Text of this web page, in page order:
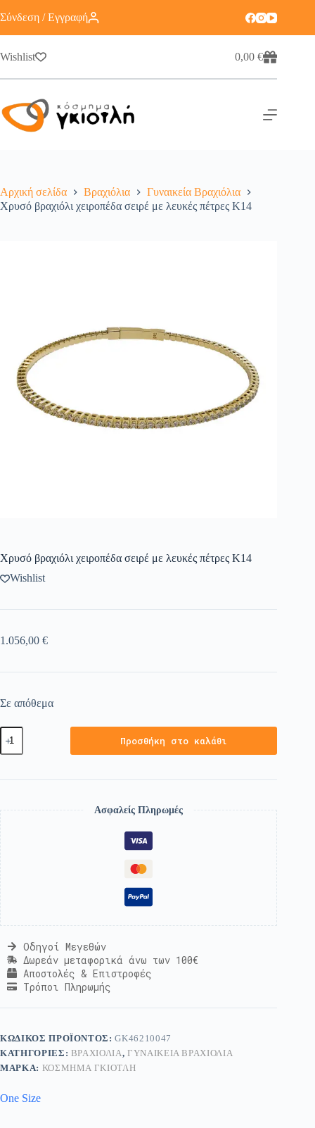
Σύνδεση / Εγγραφή
Wishlist 0,00€
Αρχική σελίδα Βραχιόλια
Γυναικεία Βραχιόλια
Χρυσό βραχιόλι χειροπέδα σειρέ με λευκές πέτρες Κ14
Χρυσό βραχιόλι χειροπέδα σειρέ με λευκές πέτρες Κ14
Wishlist
1.056,00 €
Σε απόθεμα
Προσθήκη στο καλάθι
Ασφαλείς Πληρωμές
Οδηγοί Μεγεθών
Δωρεάν μεταφορικά άνω των 100€
Αποστολές & Επιστροφές
Τρόποι Πληρωμής
ΚΩΔΙΚΌΣ ΠΡΟΪΌΝΤΟΣ:GK46210047
ΚΑΤΗΓΟΡΊΕΣ: ΒΡΑΧΙΌΛΙΑ, ΓΥΝΑΙΚΕΊΑ ΒΡΑΧΙΌΛΙΑ
ΜΆΡΚΑ: ΚΟΣΜΗΜΑ ΓΚΙΟΤΛΗ
One Size